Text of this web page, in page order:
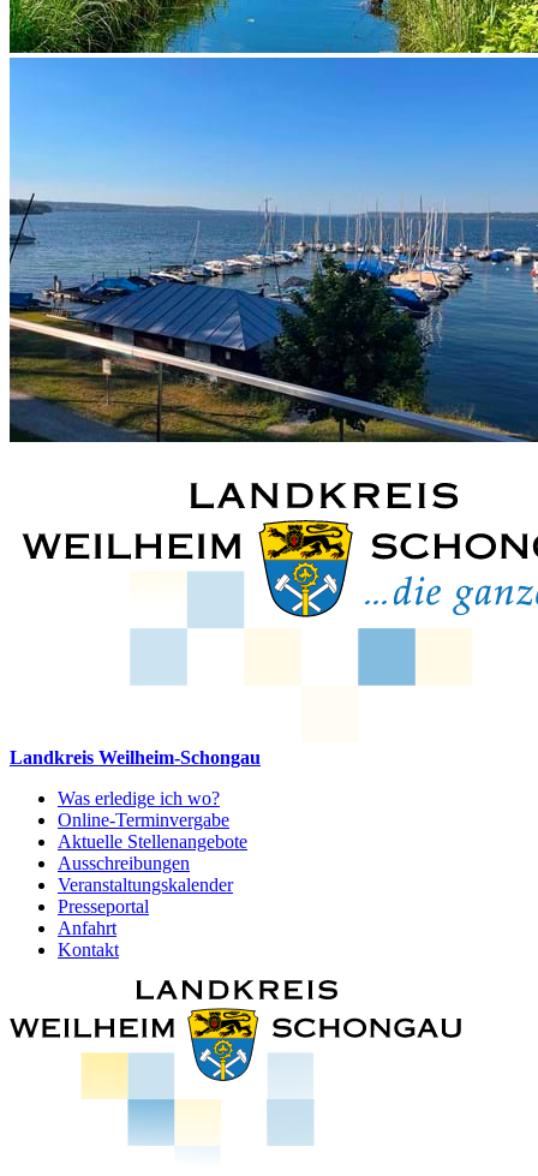
Landkreis Weilheim-Schongau
Was erledige ich wo?
Online-Terminvergabe
Aktuelle Stellenangebote
Ausschreibungen
Veranstaltungskalender
Presseportal
Anfahrt
Kontakt